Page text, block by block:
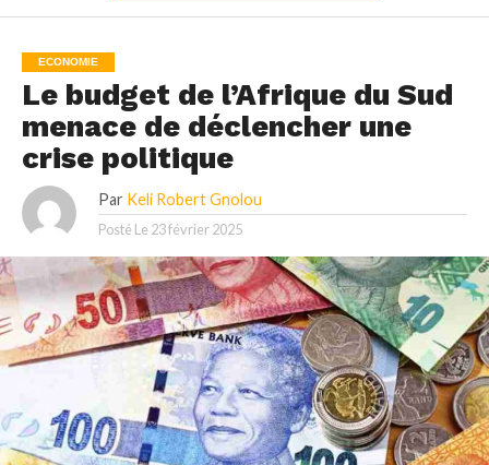
ECONOMIE
Le budget de l’Afrique du Sud
menace de déclencher une
crise politique
Par Keli Robert Gnolou
Posté Le 23 février 2025